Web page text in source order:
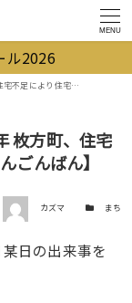
MENU
ル2026
を開設 &【でんごんばん】
枚方町、住宅
ごんばん】
著者 カズマ カテゴリー
まち
日の出来事を